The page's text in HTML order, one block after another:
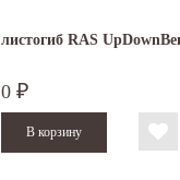
листогиб RAS
0 ₽